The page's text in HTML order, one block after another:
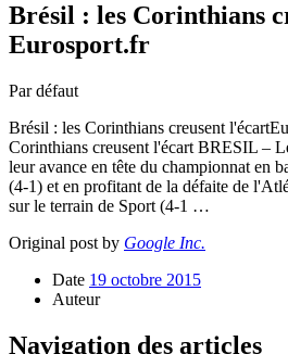
Brésil : les Corinthians
Eurosport.fr
Par défaut
Brésil : les Corinthians creusent
Corinthians creusent l'écart BRESIL –
leur avance en tête du championnat en
(4-1) et en profitant de la défaite de
sur le terrain de Sport (4-1 …
Original post by Google Inc.
Date 19 octobre 2015
Auteur
Navigation des articles